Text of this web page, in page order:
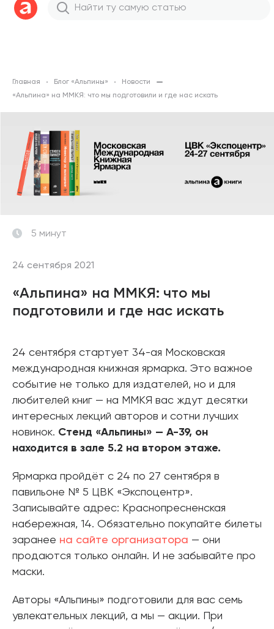
Главная Блог «Альпины»
Новости
«Альпина» на ММКЯ: что мы подготовили и где нас искать
24 сентября 2021
5 минут
«Альпина» на ММКЯ: что мы
подготовили и где нас искать
24 сентября стартует 34-ая Московская
международная книжная ярмарка. Это важное
событие не только для издателей, но и для
любителей книг — на ММКЯ вас ждут десятки
интересных лекций авторов и сотни лучших
новинок. Стенд «Альпины» — А-39, он
находится в зале 5.2 на втором этаже.
Ярмарка пройдёт с 24 по 27 сентября в
павильоне № 5 ЦВК «Экспоцентр».
Записывайте адрес: Краснопресненская
набережная, 14. Обязательно покупайте билеты
заранее на сайте организатора — они
продаются только онлайн. И не забывайте про
маски.
Авторы «Альпины» подготовили для вас семь
увлекательных лекций, а мы — акции. При